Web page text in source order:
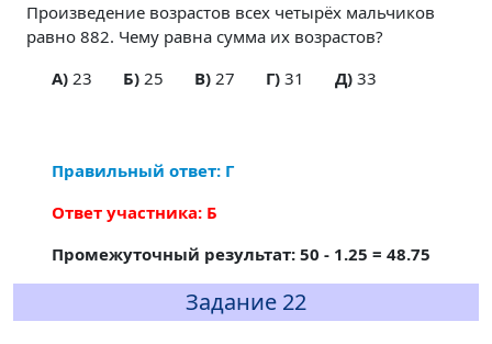
Произведение возрастов всех четырёх мальчиков
равно 882. Чему равна сумма их возрастов?
A)23 Б)25 В)27 Г)31 Д)33
Правильный ответ: Г
Ответ участника: Б
Промежуточный результат: 50 - 1.25 = 48.75
Задание 22